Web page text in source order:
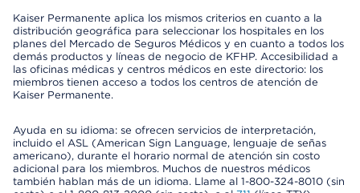
Kaiser Permanente aplica los mismos criterios en cuanto a la
distribución geográfica para seleccionar los hospitales en los
planes del Mercado de Seguros Médicos y en cuanto a todos los
demás productos y líneas de negocio de KFHP. Accesibilidad a
las oficinas médicas y centros médicos en este directorio: los
miembros tienen acceso a todos los centros de atención de
Kaiser Permanente.
Ayuda en su idioma: se ofrecen servicios de interpretación,
incluido el ASL (American Sign Language, lenguaje de señas
americano), durante el horario normal de atención sin costo
adicional para los miembros. Muchos de nuestros médicos
también hablan más de un idioma. Llame al 1-800-324-8010 (sin